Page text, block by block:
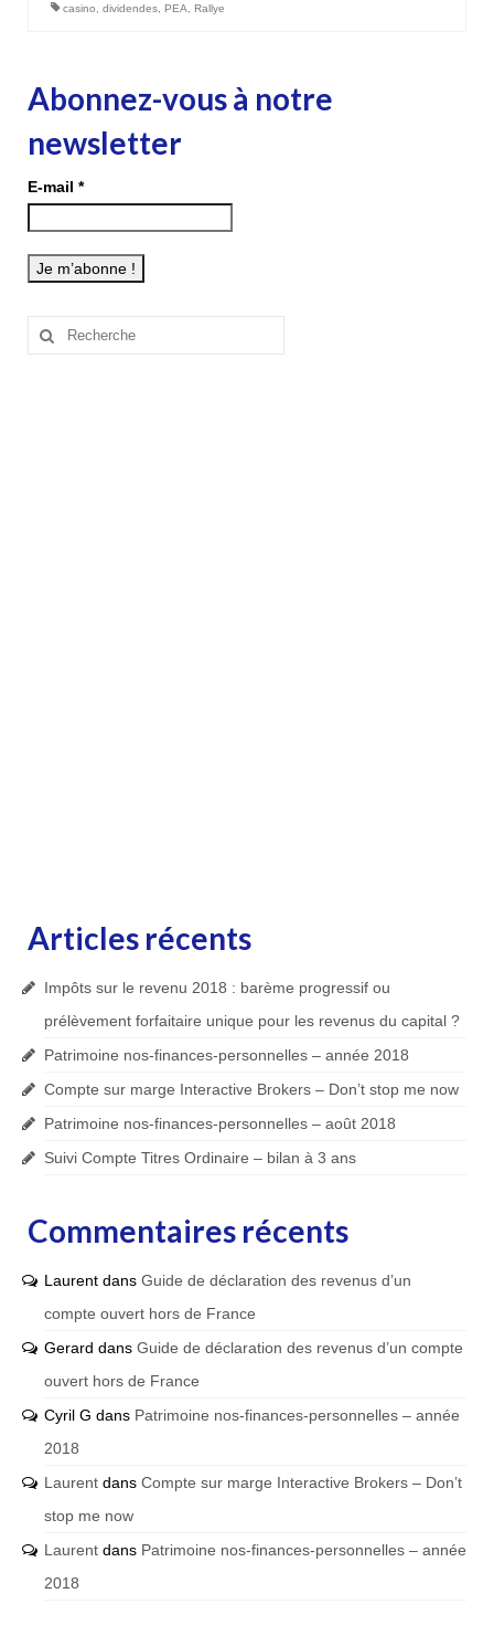
casino, dividendes, PEA, Rallye
Abonnez-vous à notre
newsletter
E-mail *
Rechercher
Articles récents
Impôts sur le revenu 2018 : barème progressif ou
prélèvement forfaitaire unique pour les revenus du capital ?
Patrimoine nos-finances-personnelles – année 2018
Compte sur marge Interactive Brokers – Don’t stop me now
Patrimoine nos-finances-personnelles – août 2018
Suivi Compte Titres Ordinaire – bilan à 3 ans
Commentaires récents
Laurent dans Guide de déclaration des revenus d’un
compte ouvert hors de France
Gerard dans Guide de déclaration des revenus d’un compte
ouvert hors de France
Cyril G dans Patrimoine nos-finances-personnelles – année
2018
Laurent dans Compte sur marge Interactive Brokers – Don’t
stop me now
Laurent dans Patrimoine nos-finances-personnelles – année
2018